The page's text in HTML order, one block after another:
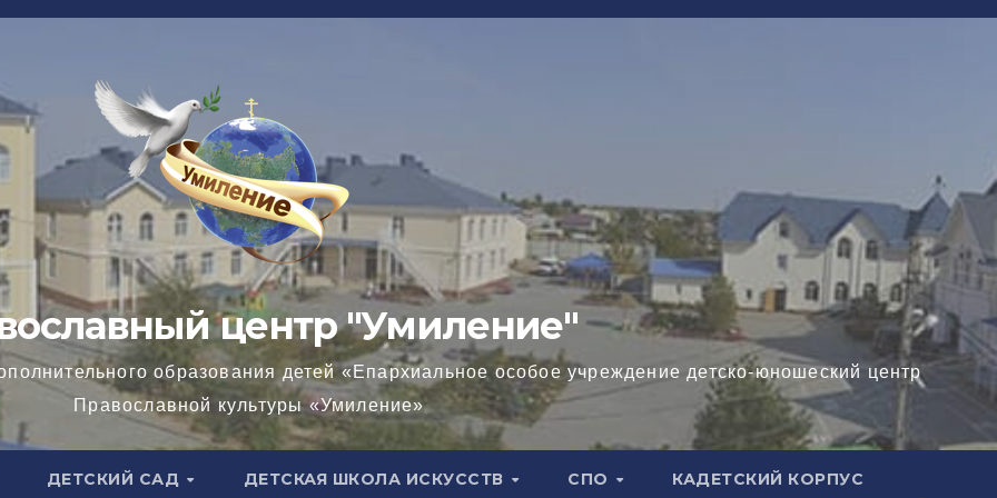
центр "Умиление"
образования детей «Епархиальное особое учреждение детско-юношеский центр
Православной культуры «Умиление»
ДЕТСКИЙ САД ДЕТСКАЯ ШКОЛА ИСКУССТВ СПО КАДЕТСКИЙ КОРПУС